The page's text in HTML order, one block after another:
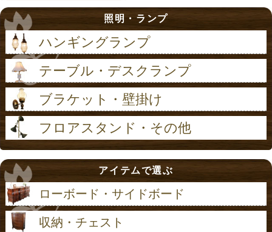
照明・ランプ
ハンギングランプ
テーブル・デスクランプ
ブラケット・壁掛け
フロアスタンド・その他
アイテムで選ぶ
ローボード・サイドボード
収納・チェスト